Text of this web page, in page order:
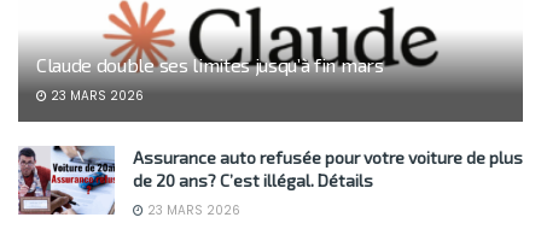
Claude double ses limites jusqu’à fin mars
23 MARS 2026
Assurance auto refusée pour votre voiture de plus
de 20 ans? C’est illégal. Détails
23 MARS 2026